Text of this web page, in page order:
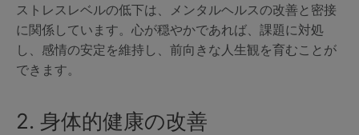
ストレスレベルの低下は、メンタルヘルスの改善と密接
に関係しています。心が穏やかであれば、課題に対処
し、感情の安定を維持し、前向きな人生観を育むことが
できます。
2. 身体的健康の改善